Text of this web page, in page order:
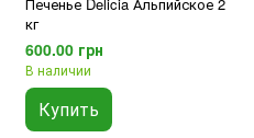
кг
600.00 грн
В наличии
Купить